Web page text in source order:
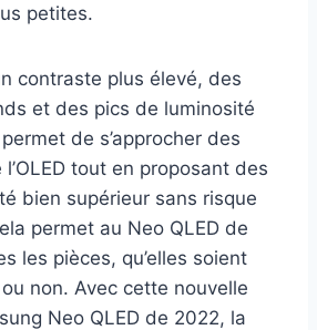
petites.
contraste plus élevé, des
et des pics de luminosité
de s’approcher des
tout en proposant des
bien supérieur sans risque
permet au Neo QLED de
les pièces, qu’elles soient
non. Avec cette nouvelle
Neo QLED de 2022, la